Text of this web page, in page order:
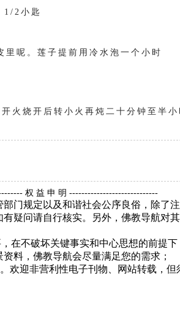
1/2小匙
呢。莲子提前用冷水泡一个小时
烧开后转小火再炖二十分钟至半小
权 益 申 明 -----------------------------
部门规定以及和谐社会公序良俗，除了
疑问请自行核实。另外，佛教导航对
在不破坏关键事实和中心思想的前提
料，佛教导航会尽量满足您的需求；
迎非营利性电子刊物、网站转载，但